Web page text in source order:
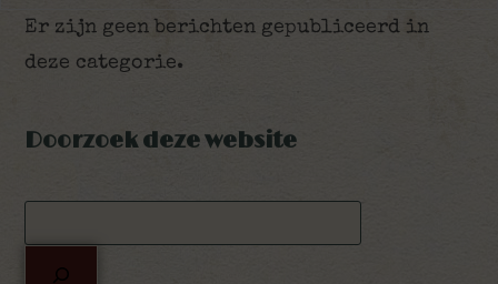
Er zijn geen berichten gepubliceerd in
deze categorie.
Doorzoek deze website